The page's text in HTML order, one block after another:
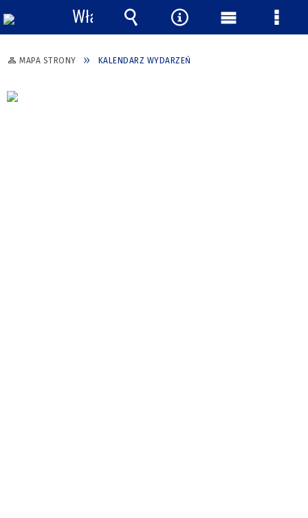
MAPA STRONY KALENDARZ WYDARZEŃ
Włącz
powiadomienia
Wyszukiwarka
Narzędzia
Menu Menu